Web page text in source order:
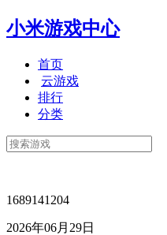
小米游戏中心
首页
云游戏
排行
分类
1689141204
2026年06月29日